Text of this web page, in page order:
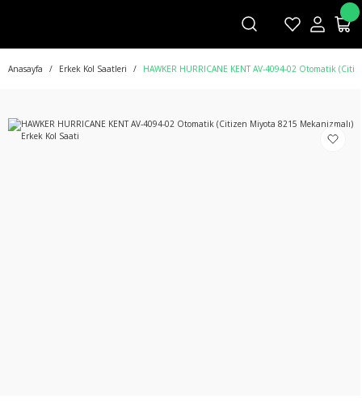
Anasayfa Erkek Kol Saatleri HAWKER HURRICANE KENT AV-4094-02 Otomatik